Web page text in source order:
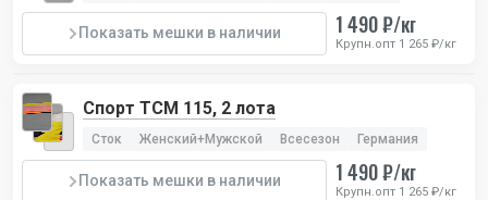
Показать мешки в наличии 1 490 ₽/кг
Крупн.опт 1 265 ₽/кг
Спорт TCM 115, 2 лота
Сток Женский+Мужской Всесезон Германия
Показать мешки в наличии 1 490 ₽/кг
Крупн.опт 1 265 ₽/кг